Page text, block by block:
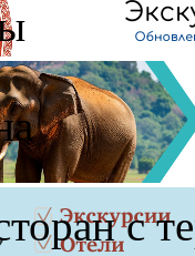
с